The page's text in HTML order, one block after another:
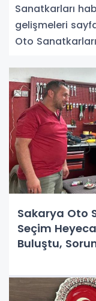
Sanatkarları
gelişmeleri
Oto
Sakarya Oto
Seçim
Buluştu,